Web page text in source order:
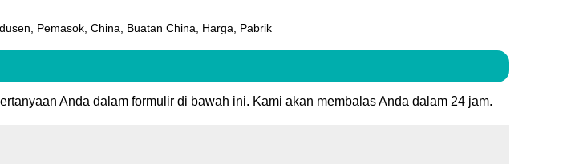
Pemasok, China, Buatan China, Harga, Pabrik
Anda dalam formulir di bawah ini. Kami akan membalas Anda dalam 24 jam.